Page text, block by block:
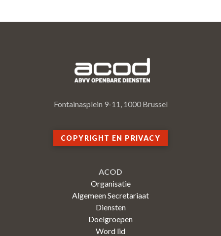
Fontainasplein 9-11, 1000 Brussel
COPYRIGHT EN PRIVACY
ACOD
Organisatie
Algemeen Secretariaat
Diensten
Doelgroepen
Word lid